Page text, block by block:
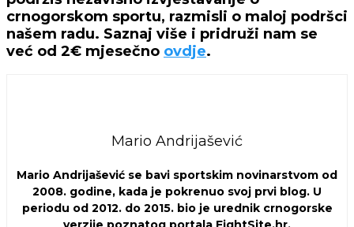
crnogorskom sportu, razmisli o maloj podršci
našem radu. Saznaj više i pridruži nam se
već od 2€ mjesečno ovdje.
Mario Andrijašević
Mario Andrijašević se bavi sportskim novinarstvom od
2008. godine, kada je pokrenuo svoj prvi blog. U
periodu od 2012. do 2015. bio je urednik crnogorske